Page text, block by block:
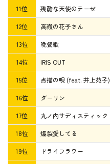
11位 残酷な天使のテーゼ
12位 高嶺の花子さん
13位 晩餐歌
14位 IRIS OUT
15位 点描の唄 (feat. 井上苑子)
16位 ダーリン
17位 丸ノ内サディスティック
18位 爆裂愛してる
19位 ドライフラワー